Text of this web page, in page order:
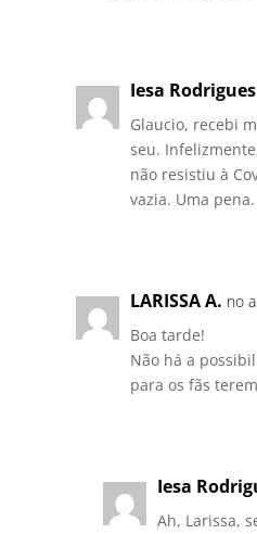
Iesa Rodrigues
Glaucio, recebi
seu.
não resistiu à
vazia. Uma pena.
LARISSA A. no
Boa tarde!
Não há a
para os fãs
Iesa
Ah, Larissa,